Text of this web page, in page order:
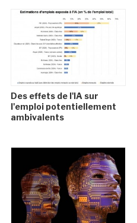
Des effets de l'IA sur
l'emploi potentiellement
ambivalents